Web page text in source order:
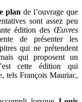
plan de l’ouvrage que
sont assez peu
édition desŒuvres
de présenter les
qui ne prétendent
qui proposent un
cette édition qui
tels François Mauriac,